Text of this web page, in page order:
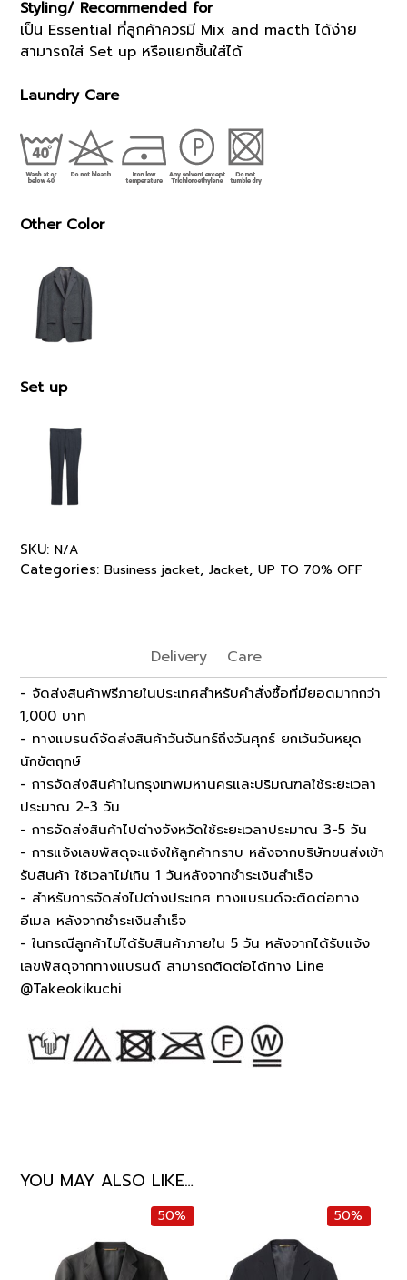
Styling/ Recommended for
เป็น Essential ที่ลูกค้าควรมี Mix and macth ได้ง่าย
สามารถใส่ Set up หรือแยกชิ้นใส่ได้
Laundry Care
Other Color
Set up
SKU: N/A
Categories: Business jacket, Jacket, UP TO 70% OFF
Delivery Care
- จัดส่งสินค้าฟรีภายในประเทศสำหรับคำสั่งซื้อที่มียอดมากกว่า
1,000 บาท
- ทางแบรนด์จัดส่งสินค้าวันจันทร์ถึงวันศุกร์ ยกเว้นวันหยุด
นักขัตฤกษ์
- การจัดส่งสินค้าในกรุงเทพมหานครและปริมณฑลใช้ระยะเวลา
ประมาณ 2-3 วัน
- การจัดส่งสินค้าไปต่างจังหวัดใช้ระยะเวลาประมาณ 3-5 วัน
- การแจ้งเลขพัสดุจะแจ้งให้ลูกค้าทราบ หลังจากบริษัทขนส่งเข้า
รับสินค้า ใช้เวลาไม่เกิน 1 วันหลังจากชำระเงินสำเร็จ
- สำหรับการจัดส่งไปต่างประเทศ ทางแบรนด์จะติดต่อทาง
อีเมล หลังจากชำระเงินสำเร็จ
- ในกรณีลูกค้าไม่ได้รับสินค้าภายใน 5 วัน หลังจากได้รับแจ้ง
เลขพัสดุจากทางแบรนด์ สามารถติดต่อได้ทาง Line
@Takeokikuchi
YOU MAY ALSO LIKE…
50% 50%